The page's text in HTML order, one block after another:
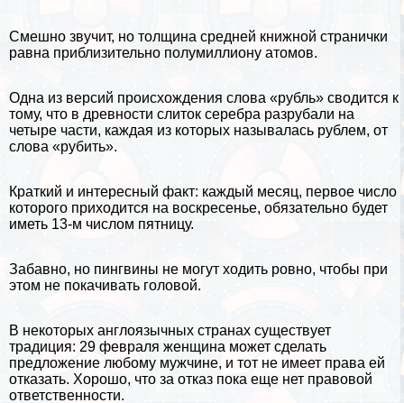
Смешно звучит, но толщина средней книжной странички
равна приблизительно полумиллиону атомов.
Одна из версий происхождения слова «рубль» сводится к
тому, что в древности слиток серебра разрубали на
четыре части, каждая из которых называлась рублем, от
слова «рубить».
Краткий и интересный факт: каждый месяц, первое число
которого приходится на воскресенье, обязательно будет
иметь 13-м числом пятницу.
Забавно, но пингвины не могут ходить ровно, чтобы при
этом не покачивать головой.
В некоторых англоязычных странах существует
традиция: 29 февраля женщина может сделать
предложение любому мужчине, и тот не имеет права ей
отказать. Хорошо, что за отказ пока еще нет правовой
ответственности.